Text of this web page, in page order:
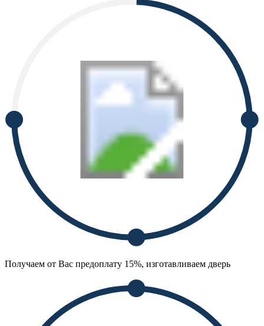
Получаем от Вас предоплату 15%, изготавливаем дверь